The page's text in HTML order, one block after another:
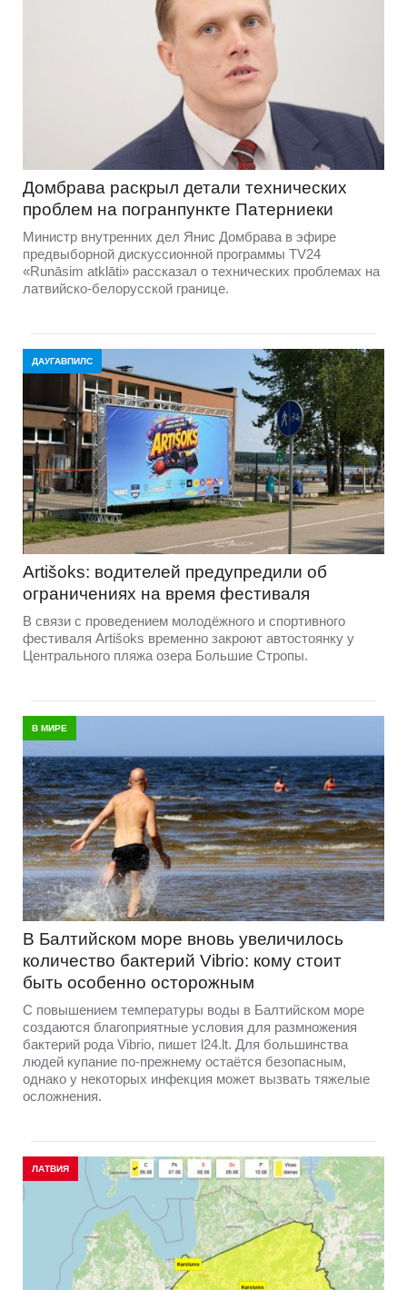
Домбравa раскрыл детали технических
проблем на погранпункте Патерниеки
Министр внутренних дел Янис Домбрава в эфире
предвыборной дискуссионной программы TV24
«Runāsim atklāti» рассказал о технических проблемах на
латвийско-белорусской границе.
ДАУГАВПИЛС
Artišoks: водителей предупредили об
ограничениях на время фестиваля
В связи с проведением молодёжного и спортивного
фестиваля Artišoks временно закроют автостоянку у
Центрального пляжа озера Большие Стропы.
В МИРЕ
В Балтийском море вновь увеличилось
количество бактерий Vibrio: кому стоит
быть особенно осторожным
С повышением температуры воды в Балтийском море
создаются благоприятные условия для размножения
бактерий рода Vibrio, пишет l24.lt. Для большинства
людей купание по-прежнему остаётся безопасным,
однако у некоторых инфекция может вызвать тяжелые
осложнения.
ЛАТВИЯ